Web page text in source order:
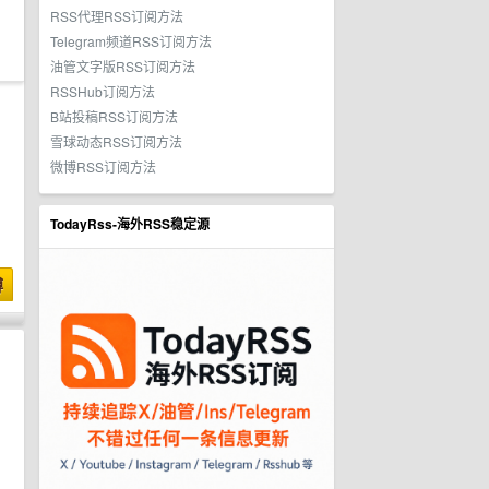
RSS代理RSS订阅方法
Telegram频道RSS订阅方法
油管文字版RSS订阅方法
RSSHub订阅方法
B站投稿RSS订阅方法
雪球动态RSS订阅方法
微博RSS订阅方法
TodayRss-海外RSS稳定源